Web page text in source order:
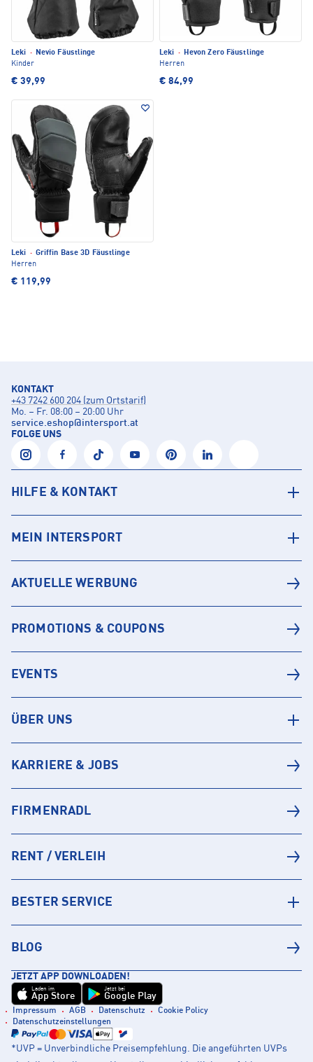
Leki · Nevio Fäustlinge
Kinder
€ 39,99
Leki · Hevon Zero Fäustlinge
Herren
€ 84,99
Leki · Griffin Base 3D Fäustlinge
Herren
€ 119,99
KONTAKT
+43 7242 600 204 (zum Ortstarif)
Mo. – Fr. 08:00 – 20:00 Uhr
service.eshop@intersport.at
FOLGE UNS
HILFE & KONTAKT
MEIN INTERSPORT
AKTUELLE WERBUNG
PROMOTIONS & COUPONS
EVENTS
ÜBER UNS
KARRIERE & JOBS
FIRMENRADL
RENT / VERLEIH
BESTER SERVICE
BLOG
JETZT APP DOWNLOADEN!
Laden im
App Store
Jetzt bei
Google Play
Impressum AGB Datenschutz
Cookie Policy
Datenschutzeinstellungen
*UVP = Unverbindliche Preisempfehlung. Die angeführten UVPs